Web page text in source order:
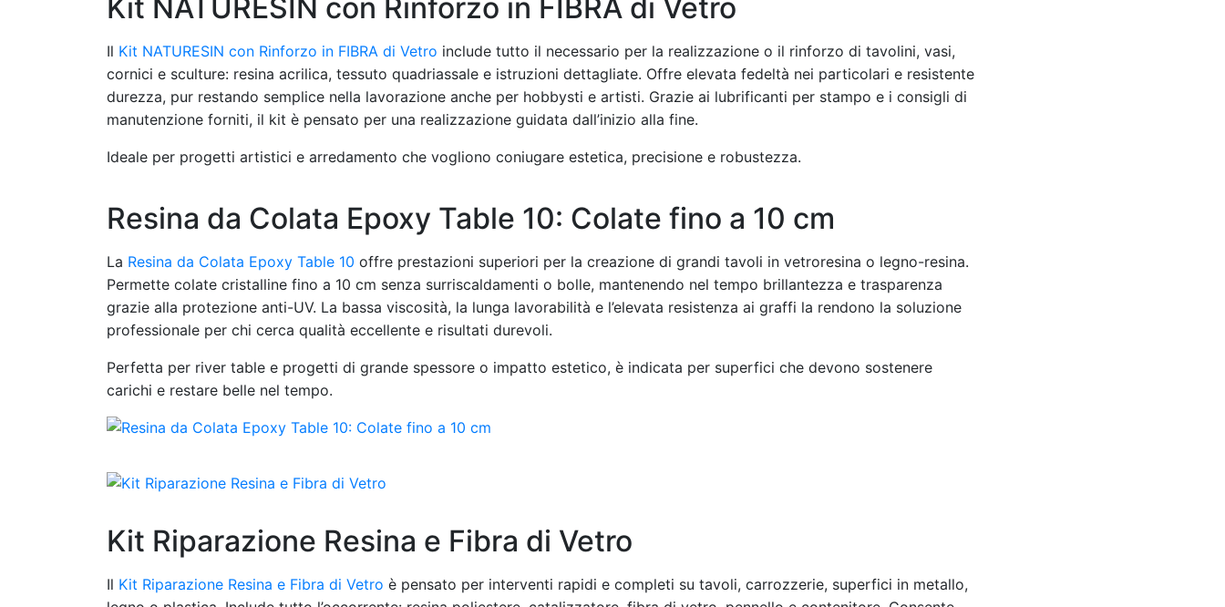
Kit NATURESIN con Rinforzo in FIBRA di Vetro
Il Kit NATURESIN con Rinforzo in FIBRA di Vetro include tutto il necessario per la realizzazione o il rinforzo di tavolini, vasi,
cornici e sculture: resina acrilica, tessuto quadriassale e istruzioni dettagliate. Offre elevata fedeltà nei particolari e resistente
durezza, pur restando semplice nella lavorazione anche per hobbysti e artisti. Grazie ai lubrificanti per stampo e i consigli di
manutenzione forniti, il kit è pensato per una realizzazione guidata dall’inizio alla fine.
Ideale per progetti artistici e arredamento che vogliono coniugare estetica, precisione e robustezza.
Resina da Colata Epoxy Table 10: Colate fino a 10 cm
La Resina da Colata Epoxy Table 10 offre prestazioni superiori per la creazione di grandi tavoli in vetroresina o legno-resina.
Permette colate cristalline fino a 10 cm senza surriscaldamenti o bolle, mantenendo nel tempo brillantezza e trasparenza
grazie alla protezione anti-UV. La bassa viscosità, la lunga lavorabilità e l’elevata resistenza ai graffi la rendono la soluzione
professionale per chi cerca qualità eccellente e risultati durevoli.
Perfetta per river table e progetti di grande spessore o impatto estetico, è indicata per superfici che devono sostenere
carichi e restare belle nel tempo.
Kit Riparazione Resina e Fibra di Vetro
Il Kit Riparazione Resina e Fibra di Vetro è pensato per interventi rapidi e completi su tavoli, carrozzerie, superfici in metallo,